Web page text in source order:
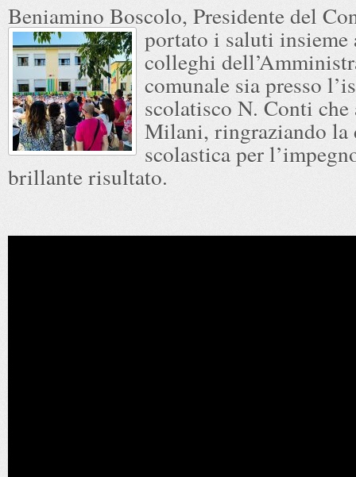
Beniamino Boscolo, Presidente del
portato i saluti insieme
colleghi
comunale sia presso
scolatisco N. Conti
Milani, ringraziando la
scolastica per
brillante risultato.